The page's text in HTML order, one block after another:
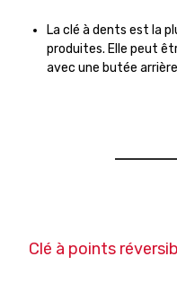
La clé à dents est la
produites. Elle peut
avec une butée
Clé à points